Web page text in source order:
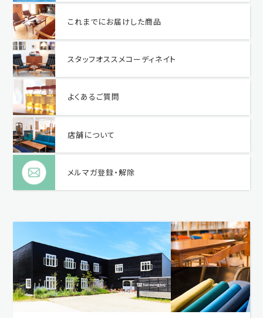
これまでにお届けした商品
スタッフオススメコーディネイト
よくあるご質問
店舗について
メルマガ登録・解除